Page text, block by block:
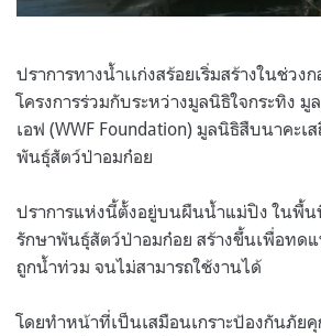
ปราการทางน้ำเเก่งสร้อยเริ่มสร้างในช่วง
โครงการร่วมกับระหว่างมูลนิธิใจกระทิง
เอฟ (WWF Foundation) มูลนิธิสืบนาคะเส
พันธุ์สัตว์ป่าอมก๋อย
ปราการแห่งนี้ตั้งอยู่บนผืนน้ำแม่ปิง ในพื้
รักษาพันธุ์สัตว์ป่าอมก๋อย สร้างขึ้นเพื่อท
ถูกน้ำท่วม จนไม่สามารถใช้งานได้
โดยทำหน้าที่เป็นเสมือนเกราะป้องกันภัย